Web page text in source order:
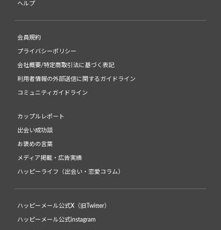
ヘルプ
会員規約
プライバシーポリシー
会社概要/特定商取引法に基づく表記
利用者情報の外部送信に関するガイドライン
コミュニティガイドライン
カップルレポート
出会い成功談
お褒めの言葉
メディア掲載・広告実績
ハッピーライフ（出会い・恋愛コラム）
ハッピーメール公式X（旧Twitter）
ハッピーメール公式instagram